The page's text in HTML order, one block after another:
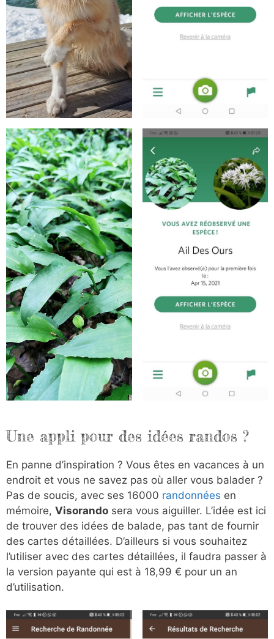
Une appli pour des idées randos ?
En panne d’inspiration ? Vous êtes en vacances à un
endroit et vous ne savez pas où aller vous balader ?
Pas de soucis, avec ses 16000 randonnées en
mémoire, Visorando sera vous aiguiller. L’idée est ici
de trouver des idées de balade, pas tant de fournir
des cartes détaillées. D’ailleurs si vous souhaitez
l’utiliser avec des cartes détaillées, il faudra passer à
la version payante qui est à 18,99 € pour un an
d’utilisation.